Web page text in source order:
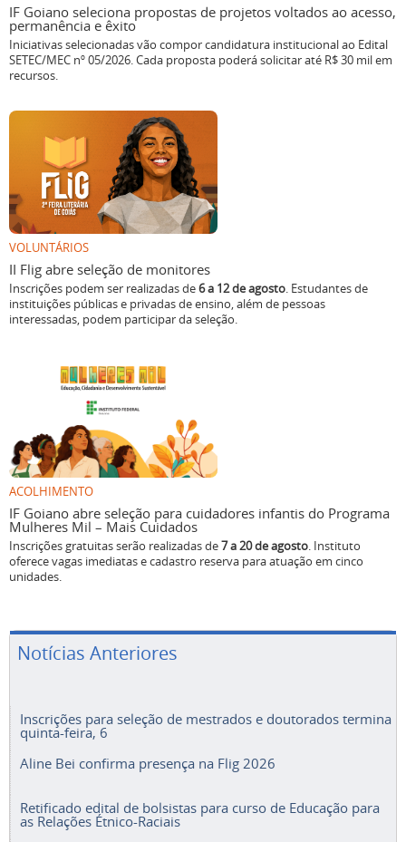
IF Goiano seleciona propostas de projetos voltados ao acesso,
permanência e êxito
Iniciativas selecionadas vão compor candidatura institucional ao Edital
SETEC/MEC nº 05/2026. Cada proposta poderá solicitar até R$ 30 mil em
recursos.
VOLUNTÁRIOS
II Flig abre seleção de monitores
Inscrições podem ser realizadas de6 a 12 de agosto. Estudantes de
instituições públicas e privadas de ensino, além de pessoas
interessadas, podem participar da seleção.
ACOLHIMENTO
IF Goiano abre seleção para cuidadores infantis do Programa
Mulheres Mil – Mais Cuidados
Inscrições gratuitas serão realizadas de7 a 20 de agosto. Instituto
oferece vagas imediatas e cadastro reserva para atuação em cinco
unidades.
Notícias Anteriores
Inscrições para seleção de mestrados e doutorados termina
quinta-feira, 6
Aline Bei confirma presença na Flig 2026
Retificado edital de bolsistas para curso de Educação para
as Relações Étnico-Raciais